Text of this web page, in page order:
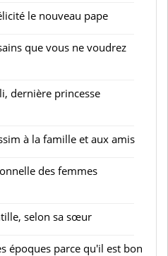
le nouveau pape
que vous ne voudrez
dernière princesse
à la famille et aux amis
des femmes
selon sa sœur
époques parce qu'il est bon